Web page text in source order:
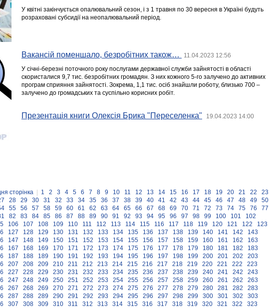
У квітні закінчується опалювальний сезон, і з 1 травня по 30 вересня в Україні будуть
розраховані субсидії на неопалювальний період.
Вакансій поменшало, безробітних також… 11.04.2023 12:56
У січні-березні поточного року послугами державної служби зайнятості в області
скористалися 9,7 тис. безробітних громадян. З них кожного 5-го залучено до активних
програм сприяння зайнятості. Зокрема, 1,1 тис. осіб знайшли роботу, близько 700 –
залучено до громадських та суспільно корисних робіт.
Презентація книги Олексія Брика "Переселенка" 19.04.2023 14:00
сторінка 1 2 3 4 5 6 7 8 9 10 11 12 13 14 15 16 17 18 19 20 21 22
23
28 29 30 31 32 33 34 35 36 37 38 39 40 41 42 43 44 45 46 47 48 49
50
55 56 57 58 59 60 61 62 63 64 65 66 67 68 69 70 71 72 73 74 75 76
77
82 83 84 85 86 87 88 89 90 91 92 93 94 95 96 97 98 99 100 101
102
106 107 108 109 110 111 112 113 114 115 116 117 118 119 120 121 122
123
127 128 129 130 131 132 133 134 135 136 137 138 139 140 141 142
143
147 148 149 150 151 152 153 154 155 156 157 158 159 160 161 162
163
167 168 169 170 171 172 173 174 175 176 177 178 179 180 181 182
183
187 188 189 190 191 192 193 194 195 196 197 198 199 200 201 202
203
207 208 209 210 211 212 213 214 215 216 217 218 219 220 221 222
223
227 228 229 230 231 232 233 234 235 236 237 238 239 240 241 242
243
247 248 249 250 251 252 253 254 255 256 257 258 259 260 261 262
263
267 268 269 270 271 272 273 274 275 276 277 278 279 280 281 282
283
287 288 289 290 291 292 293 294 295 296 297 298 299 300 301 302
303
307 308 309 310 311 312 313 314 315 316 317 318 319 320 321 322
323